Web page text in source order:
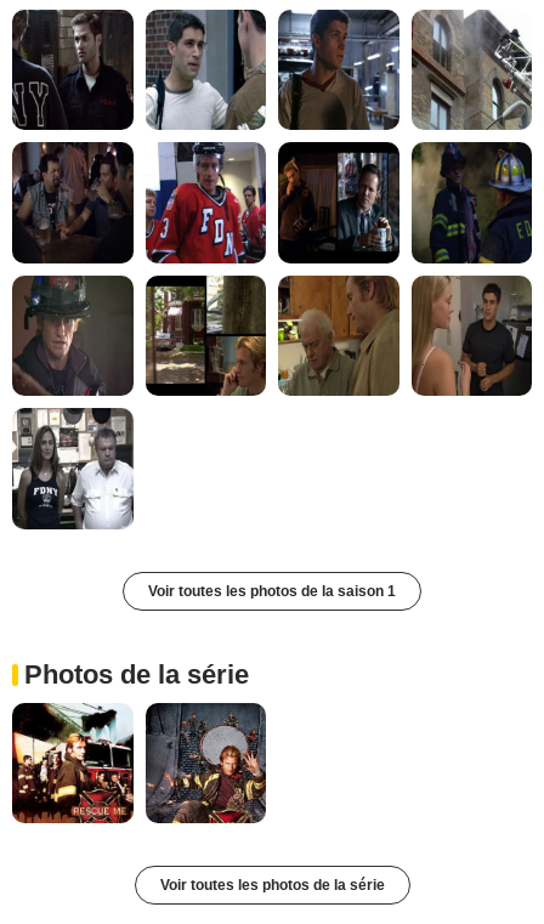
Voir toutes les photos de la saison 1
Photos de la série
Voir toutes les photos de la série